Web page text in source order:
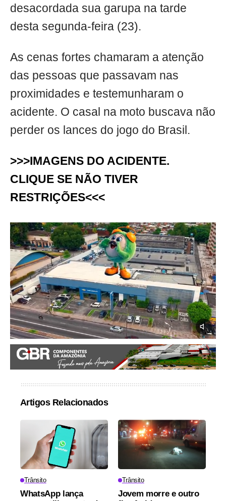
desacordada sua garupa na tarde
desta segunda-feira (23).
As cenas fortes chamaram a atenção
das pessoas que passavam nas
proximidades e testemunharam o
acidente. O casal na moto buscava não
perder os lances do jogo do Brasil.
>>>IMAGENS DO ACIDENTE.
CLIQUE SE NÃO TIVER
RESTRIÇÕES<<<
Artigos Relacionados
Trânsito
WhatsApp lança
Trânsito
Jovem morre e outro